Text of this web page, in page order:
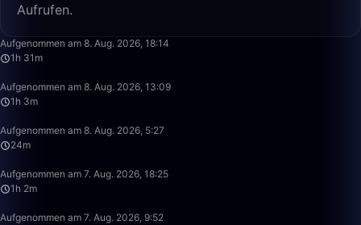
Aufrufen.
Aufgenommen am 8. Aug. 2026, 18:14
1h 31m
Aufgenommen am 8. Aug. 2026, 13:09
1h 3m
Aufgenommen am 8. Aug. 2026, 5:27
24m
Aufgenommen am 7. Aug. 2026, 18:25
1h 2m
Aufgenommen am 7. Aug. 2026, 9:52